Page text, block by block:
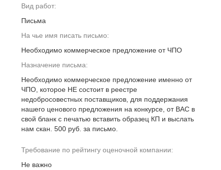
Вид работ:
Письма
На чье имя писать письмо:
Необходимо коммерческое предложение от ЧПО
Назначение письма:
Необходимо коммерческое предложение именно от
ЧПО, которое НЕ состоит в реестре
недобросовестных поставщиков, для поддержания
нашего ценового предложения на конкурсе, от ВАС в
свой бланк с печатью вставить образец КП и выслать
нам скан. 500 руб. за письмо.
Требование по рейтингу оценочной компании:
Не важно